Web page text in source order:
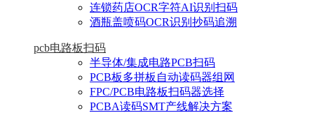
连锁药店OCR字符AI识别扫码
酒瓶盖喷码OCR识别抄码追溯
pcb电路板扫码
半导体/集成电路PCB扫码
PCB板多拼板自动读码器组网
FPC/PCB电路板扫码器选择
PCBA读码SMT产线解决方案